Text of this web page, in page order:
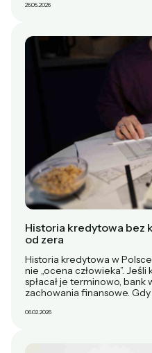
26.05.2026
Historia kredytowa bez
od zera
Historia kredytowa w
nie „ocena człowieka”.
spłacał je terminowo,
zachowania finansowe.
06.02.2026